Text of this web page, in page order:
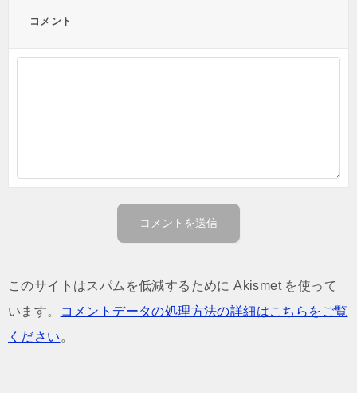
コメント
このサイトはスパムを低減するために Akismet を使って
います。
コメントデータの処理方法の詳細はこちらをご覧
ください 。